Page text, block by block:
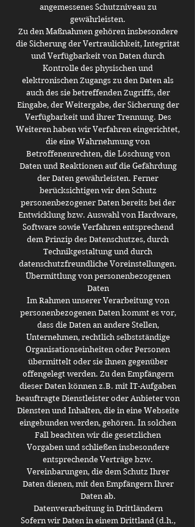
angemessenes Schutzniveau zu
gewährleisten.
Zu den Maßnahmen gehören insbesondere
die Sicherung der Vertraulichkeit, Integrität
und Verfügbarkeit von Daten durch
Kontrolle des physischen und
elektronischen Zugangs zu den Daten als
auch des sie betreffenden Zugriffs, der
Eingabe, der Weitergabe, der Sicherung der
Verfügbarkeit und ihrer Trennung. Des
Weiteren haben wir Verfahren eingerichtet,
die eine Wahrnehmung von
Betroffenenrechten, die Löschung von
Daten und Reaktionen auf die Gefährdung
der Daten gewährleisten. Ferner
berücksichtigen wir den Schutz
personenbezogener Daten bereits bei der
Entwicklung bzw. Auswahl von Hardware,
Software sowie Verfahren entsprechend
dem Prinzip des Datenschutzes, durch
Technikgestaltung und durch
datenschutzfreundliche Voreinstellungen.
Übermittlung von personenbezogenen
Daten
Im Rahmen unserer Verarbeitung von
personenbezogenen Daten kommt es vor,
dass die Daten an andere Stellen,
Unternehmen, rechtlich selbstständige
Organisationseinheiten oder Personen
übermittelt oder sie ihnen gegenüber
offengelegt werden. Zu den Empfängern
dieser Daten können z.B. mit IT-Aufgaben
beauftragte Dienstleister oder Anbieter von
Diensten und Inhalten, die in eine Webseite
eingebunden werden, gehören. In solchen
Fall beachten wir die gesetzlichen
Vorgaben und schließen insbesondere
entsprechende Verträge bzw.
Vereinbarungen, die dem Schutz Ihrer
Daten dienen, mit den Empfängern Ihrer
Daten ab.
Datenverarbeitung in Drittländern
Sofern wir Daten in einem Drittland (d.h.,